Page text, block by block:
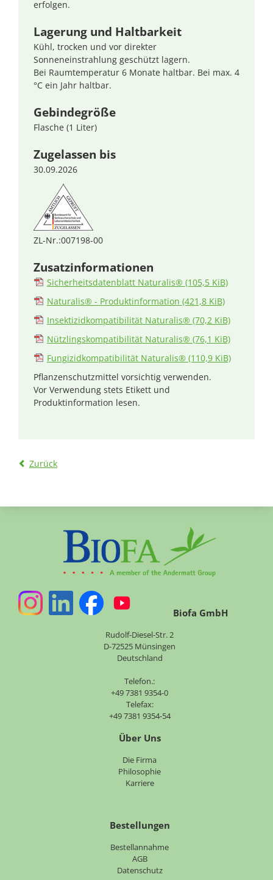
erfolgen.
Lagerung und Haltbarkeit
Kühl, trocken und vor direkter
Sonneneinstrahlung geschützt lagern.
Bei Raumtemperatur 6 Monate haltbar. Bei max. 4
°C ein Jahr haltbar.
Gebindegröße
Flasche (1 Liter)
Zugelassen bis
30.09.2026
ZL-Nr.:007198-00
Zusatzinformationen
Sicherheitsdatenblatt Naturalis® (105,5 KiB)
Naturalis® - Produktinformation (421,8 KiB)
Insektizidkompatibilität Naturalis® (70,2 KiB)
Nützlingskompatibilität Naturalis® (76,1 KiB)
Fungizidkompatibilität Naturalis® (110,9 KiB)
Pflanzenschutzmittel vorsichtig verwenden.
Vor Verwendung stets Etikett und
Produktinformation lesen.
Zurück
Biofa GmbH
Rudolf-Diesel-Str. 2
D-72525 Münsingen
Deutschland
Telefon.:
+49 7381 9354-0
Telefax:
+49 7381 9354-54
Über Uns
Die Firma
Philosophie
Karriere
Bestellungen
Bestellannahme
AGB
Datenschutz